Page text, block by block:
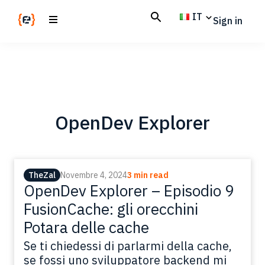
IT Sign in
OpenDev Explorer
TheZal Novembre 4, 20243 min read
OpenDev Explorer – Episodio 9
FusionCache: gli orecchini
Potara delle cache
Se ti chiedessi di parlarmi della cache,
se fossi uno sviluppatore backend mi